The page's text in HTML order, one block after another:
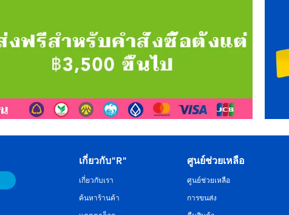
เกี่ยวกับ"R"
เกี่ยวกับเรา
ค้นหาร้านค้า
ศูนย์ช่วยเหลือ
ศูนย์ช่วยเหลือ
การขนส่ง